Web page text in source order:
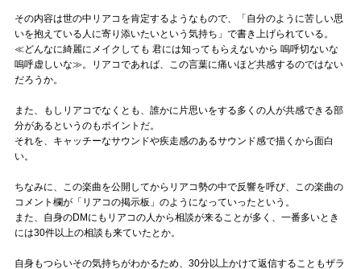
その内容は世の中リアコを肯定するようなもので、「自分のように苦しい思
いを抱えている人に寄り添いたいという気持ち」で書き上げられている。
≪どんなに綺麗にメイクしても 君には知ってもらえないから 嗚呼切ないな
嗚呼虚しいな≫。リアコであれば、この言葉に痛いほど共感するのではない
だろうか。
また、もしリアコでなくとも、誰かに片思いをする多くの人が共感できる部
分があるというのもポイントだ。
それを、キャッチーなサウンドや疾走感のあるサウンド感で描くから面白
い。
ちなみに、この楽曲を公開してからリアコ勢の中で反響を呼び、この楽曲の
コメント欄が「リアコの掲示板」のようになっていったという。
また、自身のDMにもリアコの人から相談が来ることが多く、一番多いとき
には30件以上の相談も来ていたとか。
自身もつらいその気持ちがわかるため、30分以上かけて返信することもザラ